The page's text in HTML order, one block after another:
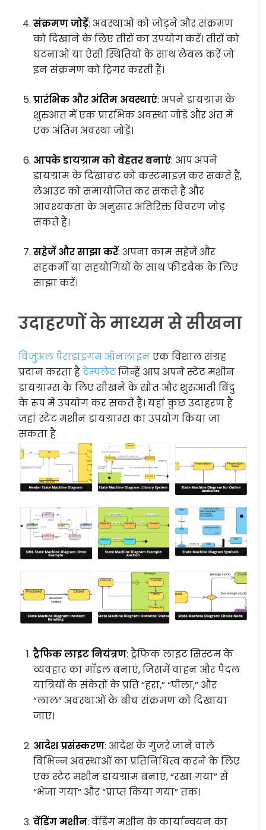
संक्रमण जोड़ें: अवस्थाओं को जोड़ने और संक्रमण
को दिखाने के लिए तीरों का उपयोग करें। तीरों को
घटनाओं या ऐसी स्थितियों के साथ लेबल करें जो
इन संक्रमण को ट्रिगर करती हैं।
प्रारंभिक और अंतिम अवस्थाएं: अपने डायग्राम के
शुरुआत में एक प्रारंभिक अवस्था जोड़ें और अंत में
एक अंतिम अवस्था जोड़ें।
आपके डायग्राम को बेहतर बनाएं: आप अपने
डायग्राम के दिखावट को कस्टमाइज़ कर सकते हैं,
लेआउट को समायोजित कर सकते हैं और
आवश्यकता के अनुसार अतिरिक्त विवरण जोड़
सकते हैं।
सहेजें और साझा करें: अपना काम सहेजें और
सहकर्मी या सहयोगियों के साथ फीडबैक के लिए
साझा करें।
उदाहरणों के माध्यम से सीखना
विजुअल पैराडाइगम ऑनलाइनएक विशाल संग्रह
प्रदान करता हैटेम्पलेटजिन्हें आप अपने स्टेट मशीन
डायग्राम्स के लिए सीखने के स्रोत और शुरुआती बिंदु
के रूप में उपयोग कर सकते हैं। यहां कुछ उदाहरण हैं
जहां स्टेट मशीन डायग्राम्स का उपयोग किया जा
सकता है
ट्रैफिक लाइट नियंत्रण: ट्रैफिक लाइट सिस्टम के
व्यवहार का मॉडल बनाएं, जिसमें वाहन और पैदल
यात्रियों के संकेतों के प्रति “हरा,” “पीला,” और
“लाल” अवस्थाओं के बीच संक्रमण को दिखाया
जाए।
आदेश प्रसंस्करण: आदेश के गुजरे जाने वाले
विभिन्न अवस्थाओं का प्रतिनिधित्व करने के लिए
एक स्टेट मशीन डायग्राम बनाएं, “रखा गया” से
“भेजा गया” और “प्राप्त किया गया” तक।
वेंडिंग मशीन: वेंडिंग मशीन के कार्यान्वयन का